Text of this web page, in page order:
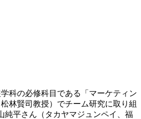
科の必修科目である「マーケティン
林賢司教授）でチーム研究に取り組
純平さん（タカヤマジュンペイ、福